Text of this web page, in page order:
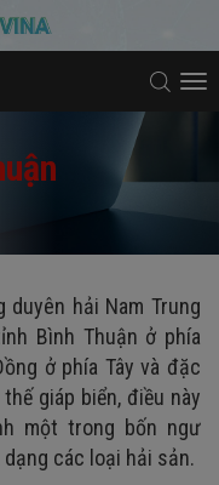
hải Nam Trung
Bình Thuận ở phía
ở phía Tây và đặc
giáp biển, điều này
một trong bốn ngư
các loại hải sản.